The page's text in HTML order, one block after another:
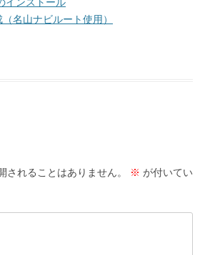
名山ナビルート使用）
されることはありません。 ※ が付いてい